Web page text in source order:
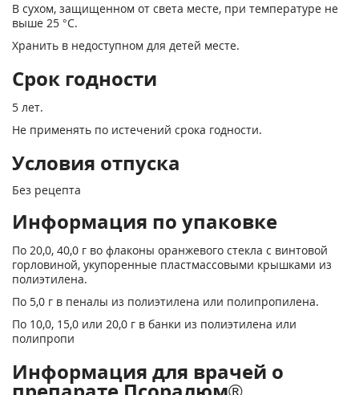
В сухом, защищенном от света месте, при температуре не
выше 25 °С.
Хранить в недоступном для детей месте.
Срок годности
5 лет.
Не применять по истечений срока годности.
Условия отпуска
Без рецепта
Информация по упаковке
По 20,0, 40,0 г во флаконы оранжевого стекла с винтовой
горловиной, укупоренные пластмассовыми крышками из
полиэтилена.
По 5,0 г в пеналы из полиэтилена или полипропилена.
По 10,0, 15,0 или 20,0 г в банки из полиэтилена или
полипропи
Информация для врачей о